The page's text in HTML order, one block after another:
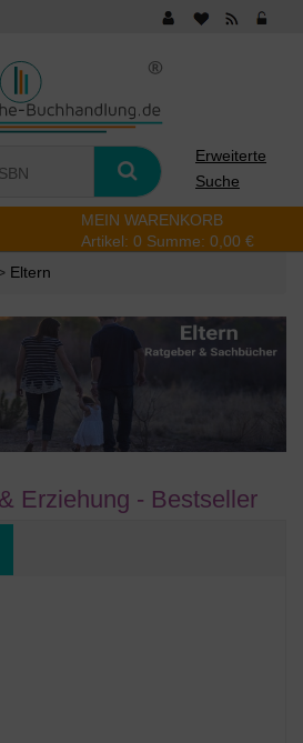
Erweiterte
Suche
MEIN WARENKORB
Artikel: 0 Summe: 0,00 €
Eltern
Erziehung - Bestseller